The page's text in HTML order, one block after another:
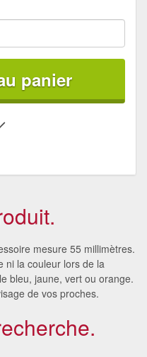
panier
mesure 55 millimètres.
ni la couleur lors de la
bleu, jaune, vert ou orange.
de vos proches.